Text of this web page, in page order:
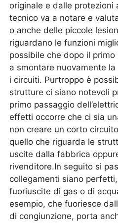
originale e dalle protezioni
tecnico va a notare e
o anche delle piccole
riguardano le funzioni
possibile che dopo il
a smontare nuovamente
i circuiti. Purtroppo è
strutture ci siano notevoli
primo passaggio
effetti occorre che ci sia
non creare un corto
quello che riguarda le
uscite dalla fabbrica
rivenditore.In seguito si
collegamenti siano
fuoriuscite di gas o di
esempio, che fuoriesce
di congiunzione, porta